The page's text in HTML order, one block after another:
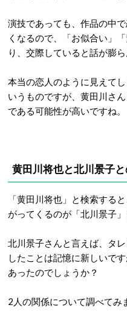
演技であっても、作品の中
くなるので、「お似合い」
り、交際していると話が膨
本当の恋人のように見えて
いうものですが、黄田川さ
である可能性が高いですね。
黄田川将也と北川景子
「黄田川将也」と検索する
がってくるのが「北川景子」
北川景子さんと言えば、タ
したことは記憶に新しいで
あったのでしょうか？
2 人の関係について調べてみ